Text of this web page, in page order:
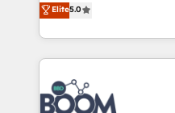
inbound, automatisation
emailing) Informations clés : - 10 ans d'expérience -
100+ intégrations CRM
experts conseil - 150
cumulées
measurable, scalable
enterprise-grade
builds scalable
revenue. ⚙️ HubSpot Integration & Optimization •
Seamless CRM, CMS,
Elite5.0